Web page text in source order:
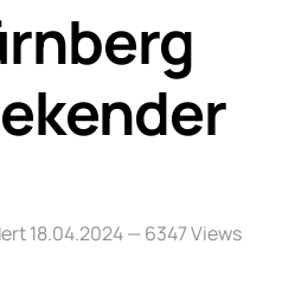
18.04.2024— 6347 Views